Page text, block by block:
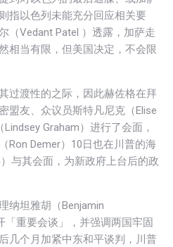
指以色列未能充分回应相关要
（Vedant Patel ）透露，加萨走
相当有限，但美国决定，不会限
过渡性的之际，因此赫佐格在拜
盟友、众议员斯特凡尼克（Elise
Graham）进行了会面，
Ron Demer）10日也在川普的海
与其会面，为新政府上台后的政
纳坦雅胡（Benjamin
「重要会谈」，并强调两国牢固
几个月加紧中东和平谈判，川普